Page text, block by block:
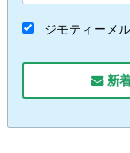
ジモティーメ
新